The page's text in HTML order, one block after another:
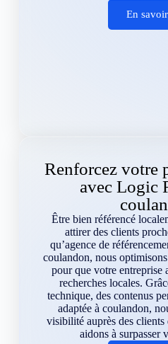
En
Renforcez votre
avec Logic
Être bien référencé
attirer des clients
qu’agence de
coulandon, nous
pour que votre entreprise
recherches locales.
technique, des contenus
adaptée à coulandon,
visibilité auprès des
aidons à surpasser